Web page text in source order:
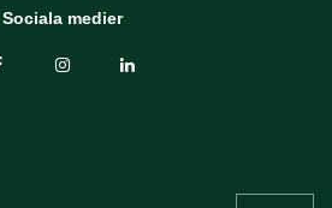
Sociala medier